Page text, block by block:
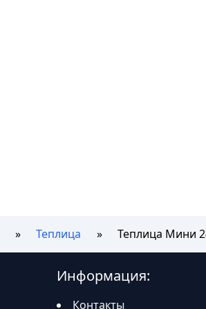
Теплица Теплица Мини
Информация:
Контакты